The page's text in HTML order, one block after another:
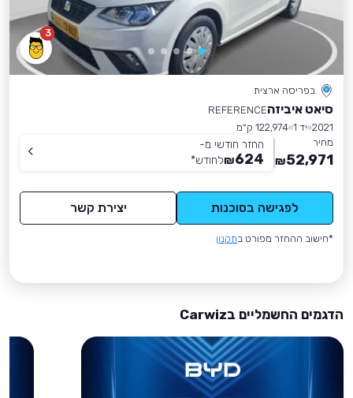
3
בפריסה ארצית
סיאט איביזהREFERENCE
2021 יד 1
122,974 ק״מ
מחיר
52,971
₪
החזר חודשי מ-
624
₪לחודש*
לפגישה בסוכנות יצירת קשר
*חישוב ההחזר מפורט בתקנון
הדגמים החשמליים בCarwiz